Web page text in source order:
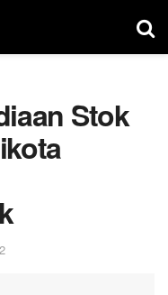
Stok